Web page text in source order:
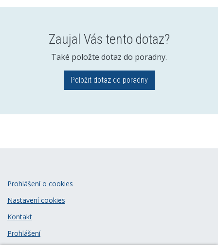
Zaujal Vás tento dotaz?
Také položte dotaz do poradny.
Položit dotaz do poradny
Prohlášení o cookies
Nastavení cookies
Kontakt
Prohlášení